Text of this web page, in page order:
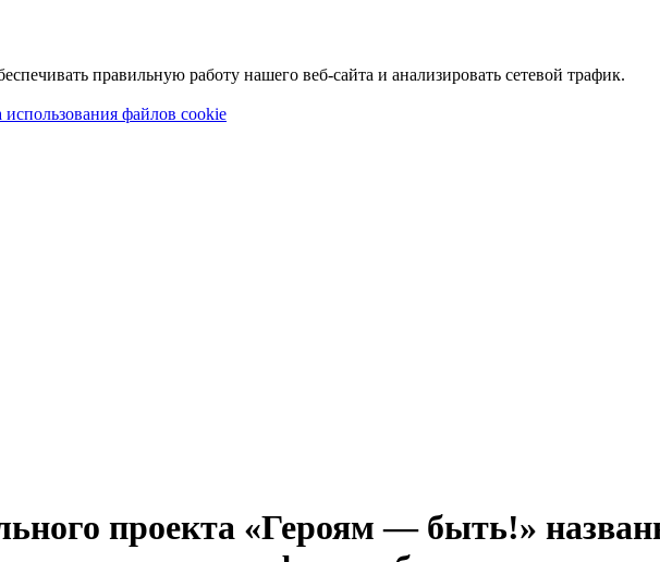
правильную работу нашего веб-сайта и анализировать сетевой трафик.
файлов cookie
проекта «Героям — быть!»